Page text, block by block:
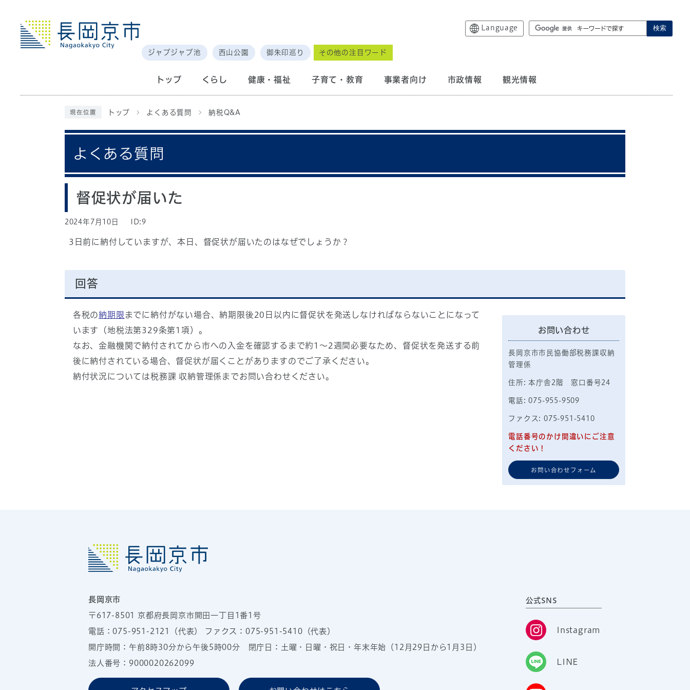
Language 検索
ジャブジャブ池 西山公園 御朱印巡り その他の注目ワード
トップ くらし 健康・福祉 子育て・教育 事業者向け 市政情報 観光情報
現在位置 トップ よくある質問 納税Q&A
よくある質問
督促状が届いた
2024年7月10日 ID:9
3日前に納付していますが、本日、督促状が届いたのはなぜでしょうか？
回答
各税の納期限 までに納付がない場合、納期限後20日以内に督促状を発送しなければならないことになって
います（地税法第329条第1項）。
なお、金融機関で納付されてから市への入金を確認するまで約1～2週間必要なため、督促状を発送する前
後に納付されている場合、督促状が届くことがありますのでご了承ください。
納付状況については税務課 収納管理係までお問い合わせください。
お問い合わせ
長岡京市市民協働部税務課収納
管理係
住所: 本庁舎2階 窓口番号24
電話: 075-955-9509
ファクス: 075-951-5410
電話番号のかけ間違いにご注意
ください！
お問い合わせフォーム
長岡京市
〒617-8501 京都府長岡京市開田一丁目1番1号
電話：075-951-2121 （代表） ファクス：075-951-5410（代表）
開庁時間：午前8時30分から午後5時00分 閉庁日：土曜・日曜・祝日・年末年始（12月29日から1月3日）
法人番号：9000020262099
公式SNS
Instagram
LINE